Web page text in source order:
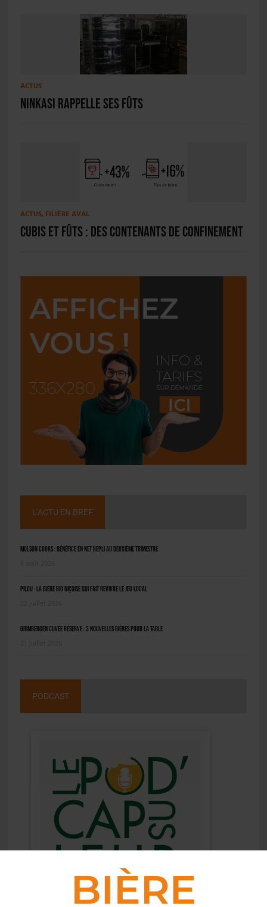
ACTUS
Ninkasi rappelle ses fûts
ACTUS, FILIÈRE AVAL
Cubis et fûts : des contenants de confinement
L'ACTU EN BREF
Molson Coors : bénéfice en net repli au deuxième trimestre
Pilou : la bière bio niçoise qui fait revivre le jeu local
Grimbergen Cuvée Réserve : 3 nouvelles bières pour la table
PODCAST